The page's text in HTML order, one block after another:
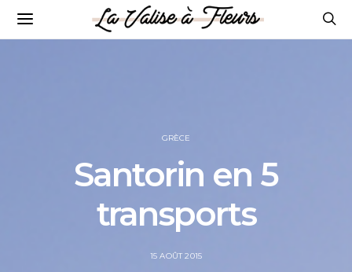
GRÈCE
Santorin en 5
transports
POSTED
15 AOÛT 2015